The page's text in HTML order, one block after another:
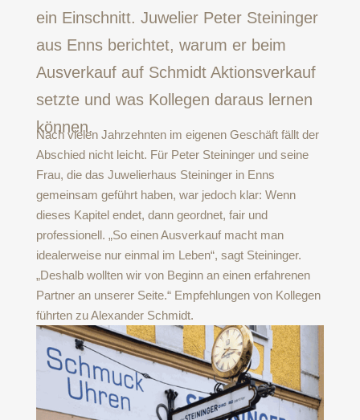
ein Einschnitt. Juwelier Peter Steininger
aus Enns berichtet, warum er beim
Ausverkauf auf Schmidt Aktionsverkauf
setzte und was Kollegen daraus lernen
können.
Nach vielen Jahrzehnten im eigenen Geschäft fällt der
Abschied nicht leicht. Für Peter Steininger und seine
Frau, die das Juwelierhaus Steininger in Enns
gemeinsam geführt haben, war jedoch klar: Wenn
dieses Kapitel endet, dann geordnet, fair und
professionell. „So einen Ausverkauf macht man
idealerweise nur einmal im Leben“, sagt Steininger.
„Deshalb wollten wir von Beginn an einen erfahrenen
Partner an unserer Seite.“ Empfehlungen von Kollegen
führten zu Alexander Schmidt.